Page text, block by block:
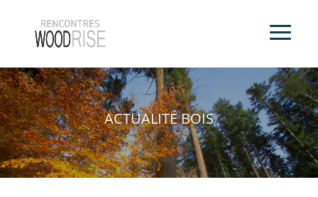
ACTUALITÉ BOIS